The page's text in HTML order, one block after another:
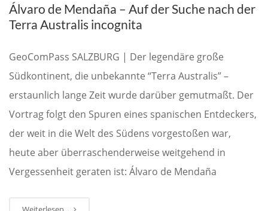
Álvaro de Mendaña – Auf der Suche nach der
Terra Australis incognita
GeoComPass SALZBURG | Der legendäre große
Südkontinent, die unbekannte “Terra Australis” –
erstaunlich lange Zeit wurde darüber gemutmaßt. Der
Vortrag folgt den Spuren eines spanischen Entdeckers,
der weit in die Welt des Südens vorgestoßen war,
heute aber überraschenderweise weitgehend in
Vergessenheit geraten ist: Álvaro de Mendaña